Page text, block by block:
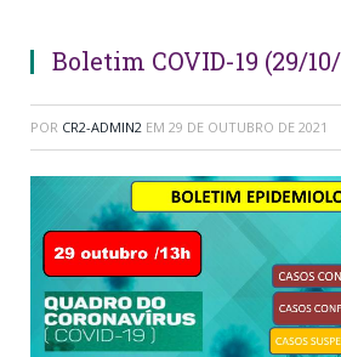
Boletim COVID-19 (29/
POR CR2-ADMIN2 EM 29 DE OUTUBRO DE 2021